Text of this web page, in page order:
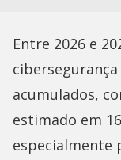
Entre 2026 e
acumulados,
estimado em
especialmente